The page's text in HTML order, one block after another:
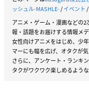
ッシュル-MASHLE-/イベント /
アニメ・ゲーム・漫画などの
報・話題をお届けする情報メデ
女性向けアニメをはじめ、少
マーにも幅を広げ、オタクが
さらに、アンケート・ランキ
タクがワクワク楽しめるよう